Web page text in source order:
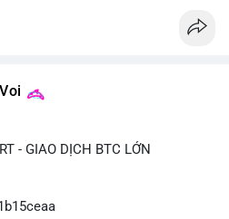
tâm lý nhà đầu tư.
- GIAO DỊCH BTC LỚN